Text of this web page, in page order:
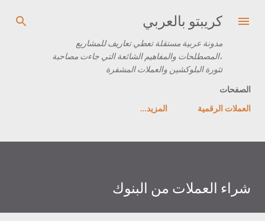
التخطي إلى المحتوى الرئيسيكريبتو بالعربي
مدونة عربية مستقلة تعطي تعاريف للمشاريع
،المصطلحات والمفاهيم الشائعة التي جاءت مصاحبة
لثورة البلوكشين والعملات المشفرة
الصفحات
العملات الرقمية
‏المزيد…
شراء العملات من البنوك